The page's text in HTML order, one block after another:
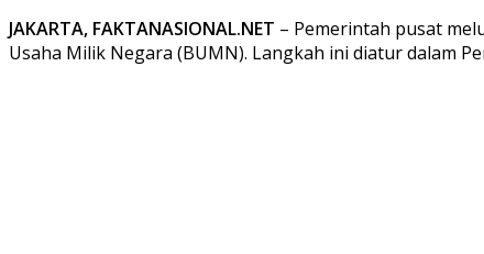
JAKARTA, FAKTANASIONAL.NET – Pemerintah pusat
Usaha Milik Negara (BUMN). Langkah ini diatur dalam